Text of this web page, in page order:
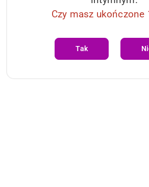
Czy masz ukończone
Tak